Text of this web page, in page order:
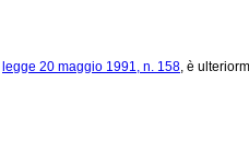
legge 20 maggio 1991, n. 158, è